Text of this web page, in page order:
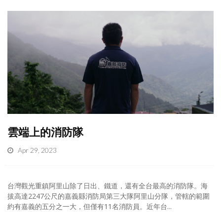
雲端上的消防隊
Apr 29, 2023
台灣觀光重鎮阿里山除了日出、鐵道，還有全台最高的消防隊。海
拔高達2247公尺的嘉義縣消防局第三大隊阿里山分隊，管轄的範圍
約有嘉義的五分之一大，但僅有11名消防員。近年台...